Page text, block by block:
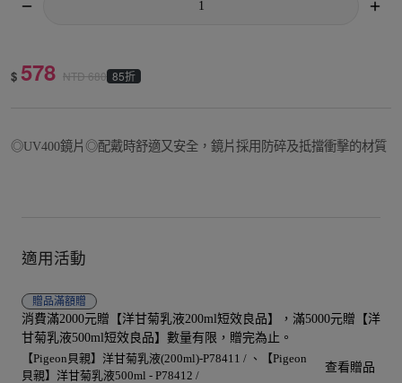
$ 578 NTD680 85折
◎UV400鏡片◎配戴時舒適又安全，鏡片採用防碎及抵擋衝擊的材質
適用活動
贈品滿額贈
消費滿2000元贈【洋甘菊乳液200ml短效良品】，滿5000元贈【洋
甘菊乳液500ml短效良品】數量有限，贈完為止。
【Pigeon貝親】洋甘菊乳液(200ml)-P78411 /
【Pigeon
貝親】洋甘菊乳液500ml - P78412 /
查看贈品